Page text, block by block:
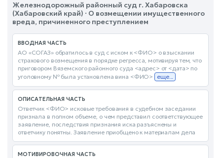
Железнодорожный районный суд г. Хабаровска
(Хабаровский край) · О возмещении имущественного
вреда, причиненного преступлением
ВВОДНАЯ ЧАСТЬ
АО «СОГАЗ» обратилось в суд с иском к <ФИО> о взыскании
страхового возмещения в порядке регресса, мотивируя тем, что
приговором Вяземского районного суда <адрес> от <дата> по
уголовному № была установлена вина <ФИО> еще...
ОПИСАТЕЛЬНАЯ ЧАСТЬ
Ответчик <ФИО> исковые требования в судебном заседании
признала в полном объеме, о чем представил соответствующее
заявление, последствия признания иска разъяснены и
ответчику понятны. Заявление приобщено к материалам дела
МОТИВИРОВОЧНАЯ ЧАСТЬ